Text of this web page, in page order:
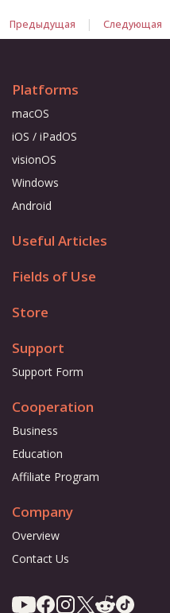
Предыдущая | Следующая
Platforms
macOS
iOS / iPadOS
visionOS
Windows
Android
Useful Articles
Fields of Use
Store
Support
Support Form
Cooperation
Business
Education
Affiliate Program
Company
Overview
Contact Us